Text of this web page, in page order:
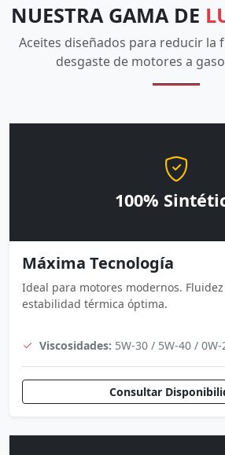
NUESTRA GAMA DE
Aceites diseñados para reducir la
desgaste de motores a
100%
Máxima Tecnología
Ideal para motores modernos.
estabilidad térmica óptima.
Viscosidades: 5W-30 / 5W-40 / 0W-
Consultar